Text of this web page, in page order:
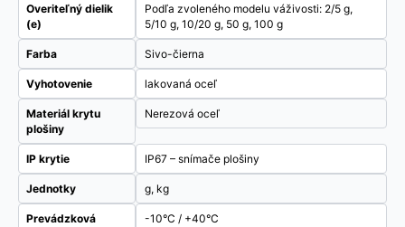
Overiteľný dielik
(e)
Podľa zvoleného modelu váživosti: 2/5 g,
5/10 g, 10/20 g, 50 g, 100 g
Farba Sivo-čierna
Vyhotovenie lakovaná oceľ
Materiál krytu
plošiny
Nerezová oceľ
IP krytie IP67 – snímače plošiny
Jednotky g, kg
Prevádzková
-10°C / +40°C